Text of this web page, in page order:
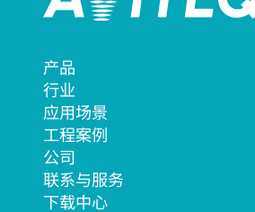
产品
行业
应用场景
工程案例
公司
联系与服务
下载中心